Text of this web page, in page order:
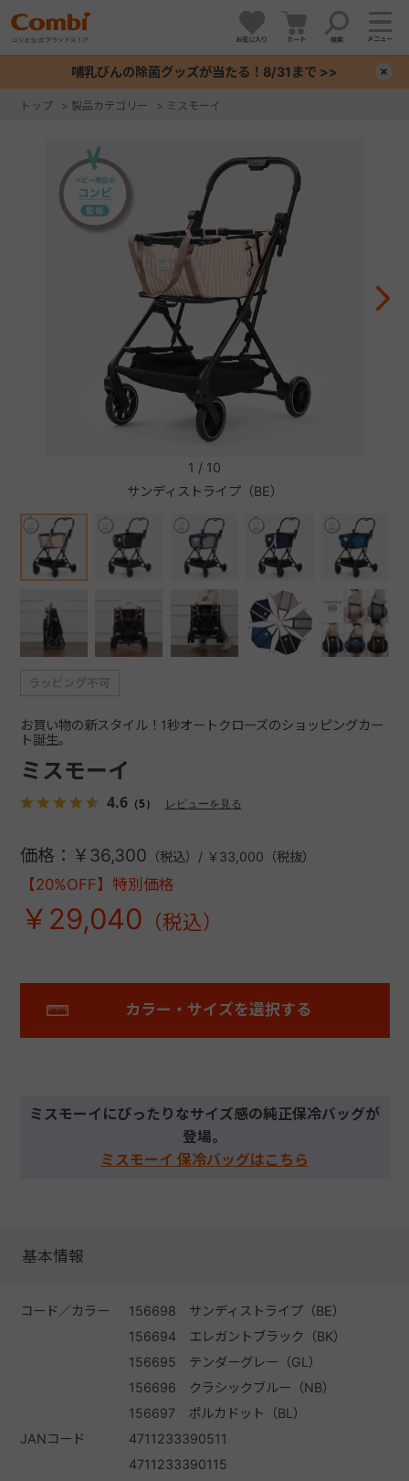
お気に入り カート 検索 メニュー
哺乳びんの除菌グッズが当たる！8/31まで >>
トップ > 製品カテゴリー > ミスモーイ
サンディストライプ（BE）
1 / 10
ミスモーイ
4.6（5） レビューを見る
お買い物の新スタイル！1秒オートクローズのショッピングカー
ト誕生。
【20%OFF】特別価格
￥29,040
価格：￥36,300 （税込）/ ￥33,000（税抜）
カラー・サイズを選択する
ミスモーイにぴったりなサイズ感の純正保冷バッグが
登場。
ミスモーイ 保冷バッグはこちら
基本情報
コード／カラー
156698 サンディストライプ（BE）
156694 エレガントブラック（BK）
156695 テンダーグレー（GL）
156696 クラシックブルー（NB）
156697 ポルカドット（BL）
JANコード
4711233390511
4711233390115